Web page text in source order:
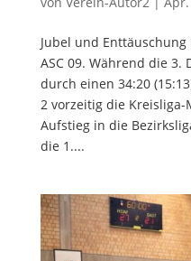
Jubel und
ASC 09. Während die 3.
durch einen 34:20
2 vorzeitig die
Aufstieg in die
die 1....